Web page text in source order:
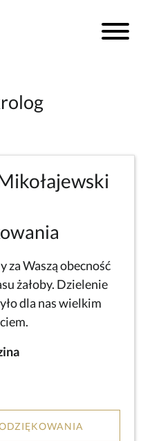
za Waszą obecność
żałoby. Dzielenie
dla nas wielkim